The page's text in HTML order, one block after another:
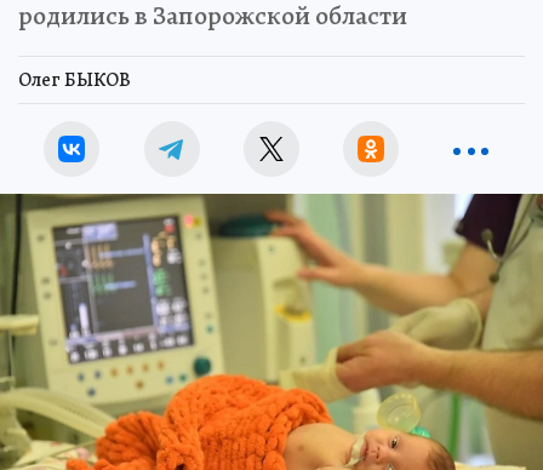
родились в Запорожской области
Олег БЫКОВ